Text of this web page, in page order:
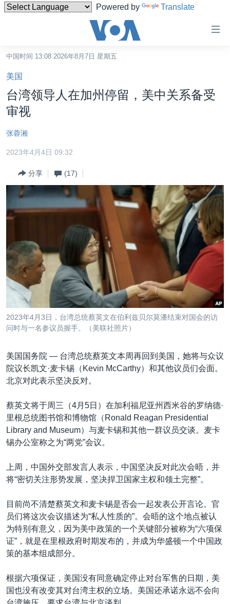
Powered by Translate
碍
链
接
内
容
到
航
到
检
索
中国
最新国际新闻
印太
中东
非洲
美洲
全球议题
分类新闻
经济·金融·贸易
人权·法律·宗教
军事
劳工
环境
美中关系
热点专题
国会报道
美中关系
美国建国250周年
埃博拉疫情
美国之音专访
台海两岸关系
南中国海争端
关注西藏
关注新疆
GEN Z 看美国
VOA今日焦点
中文广播
关注我们
其他语言网站
中国时间 13:08 2026年8月7日 星期五
美国
台湾领导人在加州停留，美中关系备受
审视
张蓉湘
2023年4月4日 09:32
分享 (17)
2023年4月3日，台湾总统蔡英文在伯利兹贝尔莫潘结束对国会的访
问时与一名参议员握手。（美联社照片）
美国国务院 — 台湾总统蔡英文本周再回到美国，她将与众议
院议长凯文·麦卡锡（Kevin McCarthy）和其他议员们会面。
北京对此表示坚决反对。
蔡英文将于周三（4月5日）在加利福尼亚州西米谷的罗纳德·
里根总统图书馆和博物馆（Ronald Reagan Presidential
Library and Museum）与麦卡锡和其他一群议员交谈。麦卡
锡办公室称之为“两党”会议。
上周，中国外交部发言人表示，中国坚决反对此次会晤，并
将“密切关注形势发展，坚决捍卫国家主权和领土完整”。
目前尚不清楚蔡英文和麦卡锡是否会一起发表公开言论。官
员们将这次会议描述为“私人性质的”。会晤的这个地点被认
为特别有意义，因为美中政策的一个关键部分被称为“六项保
证”，就是在里根政府时期发布的，并成为华盛顿一个中国政
策的基本组成部分。
根据六项保证，美国没有同意确定停止对台军售的日期，美
国也没有改变其对台湾主权的立场。美国还承诺永远不会向